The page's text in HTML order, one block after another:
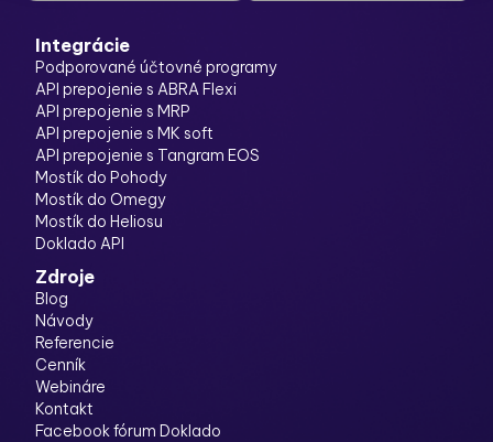
Integrácie
Podporované účtovné programy
API prepojenie s ABRA Flexi
API prepojenie s MRP
API prepojenie s MK soft
API prepojenie s Tangram EOS
Mostík do Pohody
Mostík do Omegy
Mostík do Heliosu
Doklado API
Zdroje
Blog
Návody
Referencie
Cenník
Webináre
Kontakt
Facebook fórum Doklado